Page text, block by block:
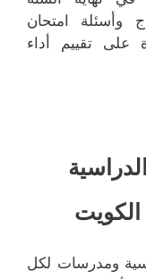
وأسئلة امتحان
على تقييم أداء
ومدرسات لكل